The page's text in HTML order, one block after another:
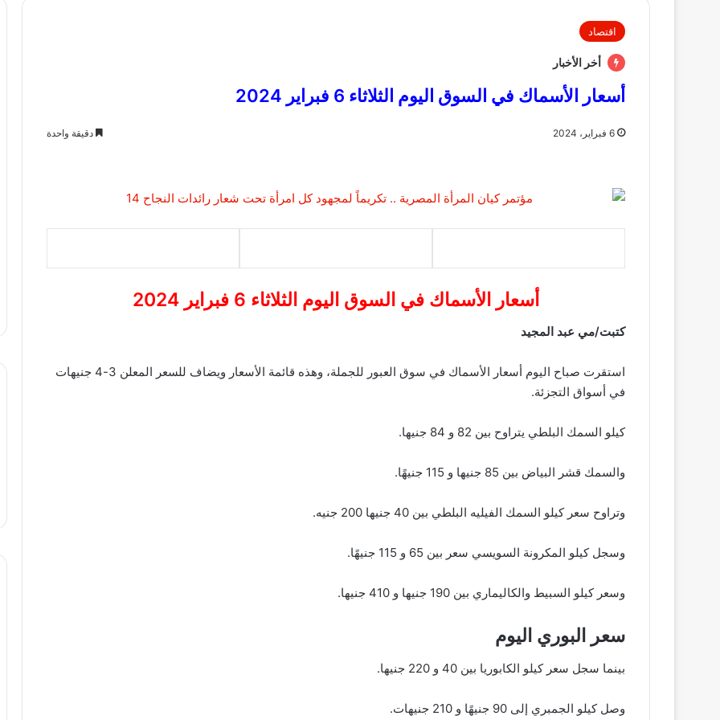
اقتصاد
أخر الأخبار
أسعار الأسماك في السوق اليوم الثلاثاء 6 فبراير 2024
6 فبراير، 2024 دقيقة واحدة
أسعار الأسماك في السوق اليوم الثلاثاء 6 فبراير 2024
كتبت/مي عبد المجيد
استقرت صباح اليوم أسعار الأسماك في سوق العبور للجملة، وهذه قائمة الأسعار ويضاف للسعر المعلن 3-4 جنيهات
في أسواق التجزئة.
كيلو السمك البلطي يتراوح بين 82 و 84 جنيها.
والسمك قشر البياض بين 85 جنيها و 115 جنيهًا.
وتراوح سعر كيلو السمك الفيليه البلطي بين 40 جنيها 200 جنيه.
وسجل كيلو المكرونة السويسي سعر بين 65 و 115 جنيهًا.
وسعر كيلو السبيط والكاليماري بين 190 جنيها و 410 جنيها.
سعر البوري اليوم
بينما سجل سعر كيلو الكابوريا بين 40 و 220 جنيها.
وصل كيلو الجمبري إلى 90 جنيهًا و 210 جنيهات.